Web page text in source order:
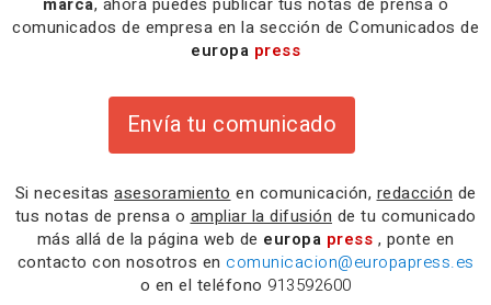
comunicados de empresa en la sección de Comunicados de
europa press
Envía tu comunicado
Si necesitas asesoramiento en comunicación, redacción de
tus notas de prensa o ampliar la difusión de tu comunicado
más allá de la página web de europa press , ponte en
contacto con nosotros en comunicacion@europapress.es
o en el teléfono 913592600